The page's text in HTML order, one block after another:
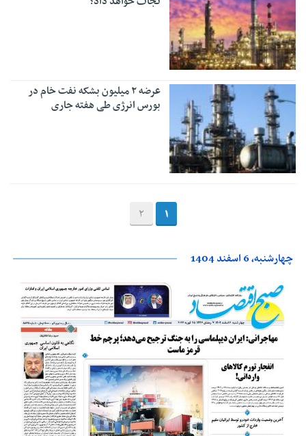
عرضه ۲ میلیون بشکه نفت خام در
بورس انرژی طی هفته جاری
1
2
چهارشنبه، 6 اسفند 1404